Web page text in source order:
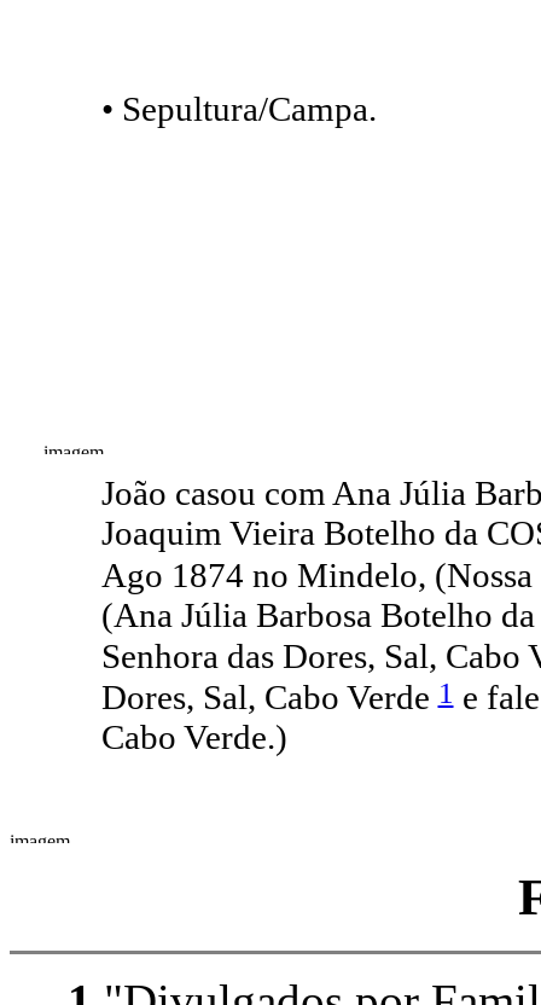
• Sepultura/Campa.
João casou com Ana Júlia
Joaquim Vieira Botelho da
Ago 1874 no Mindelo, (Nossa
(Ana Júlia Barbosa Botelho
Senhora das Dores, Sal, Cabo
Dores, Sal, Cabo Verde1e
Cabo Verde.)